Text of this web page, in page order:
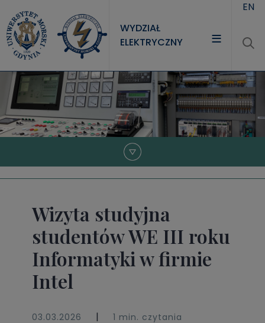
WYDZIAŁ
ELEKTRYCZNY
WYDZIAŁ
STUDIA
NAUKA
EN
Wizyta studyjna
studentów WE III roku
Informatyki w firmie
Intel
03.03.2026 | 1 min. czytania